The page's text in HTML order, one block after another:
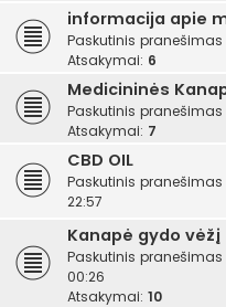
informacija apie
Paskutinis pranešimas
Atsakymai: 6
Medicininės
Paskutinis pranešimas
Atsakymai: 7
CBD OIL
Paskutinis pranešimas
22:57
Kanapė gydo vėžį
Paskutinis pranešimas
00:26
Atsakymai: 10